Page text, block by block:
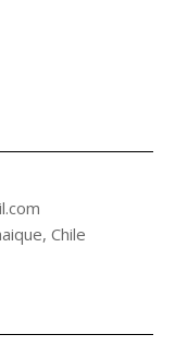
Chile